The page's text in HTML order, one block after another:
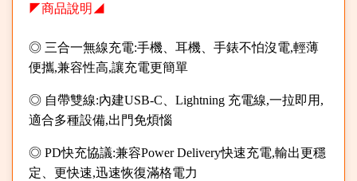
◤商品說明◢
◎ 三合一無線充電:手機、耳機、手錶不怕沒電,輕薄
便攜,兼容性高,讓充電更簡單
◎ 自帶雙線:內建USB-C、Lightning 充電線,一拉即用,
適合多種設備,出門免煩惱
◎ PD快充協議:兼容Power Delivery快速充電,輸出更穩
定、更快速,迅速恢復滿格電力